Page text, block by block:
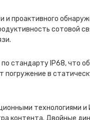
проактивного
сотовой
стандарту IP68, что
в
технологиями
контента. Двойные